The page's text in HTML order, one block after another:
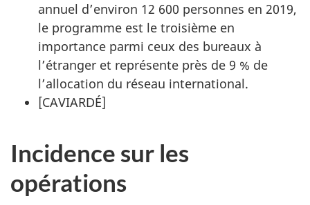
annuel d’environ 12 600 personnes en 2019,
le programme est le troisième en
importance parmi ceux des bureaux à
l’étranger et représente près de 9 % de
l’allocation du réseau international.
[CAVIARDÉ]
Incidence sur les
opérations